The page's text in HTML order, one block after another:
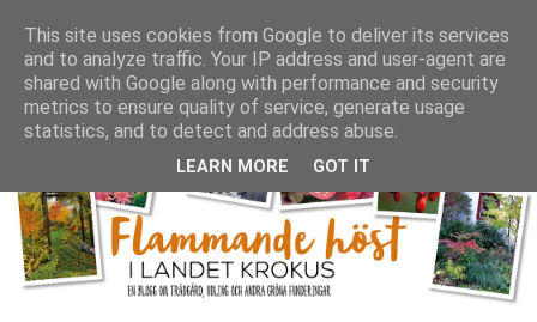
This site uses cookies from Google to deliver its services
and to analyze traffic. Your IP address and user-agent are
shared with Google along with performance and security
metrics to ensure quality of service, generate usage
statistics, and to detect and address abuse.
LEARN MORE GOT IT